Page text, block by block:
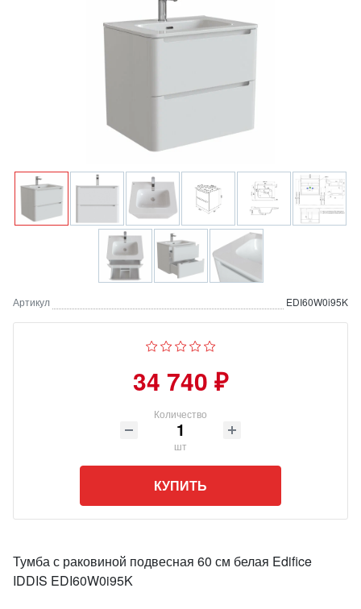
Артикул EDI60W0i95K
34 740 ₽
Количество
шт
КУПИТЬ
Тумба с раковиной подвесная 60 см белая Edifice
IDDIS EDI60W0i95K